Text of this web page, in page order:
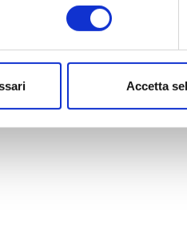
Accetta